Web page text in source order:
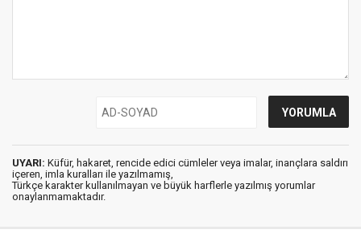
UYARI: Küfür, hakaret, rencide edici cümleler veya imalar, inançlara saldırı
içeren, imla kuralları ile yazılmamış,
Türkçe karakter kullanılmayan ve büyük harflerle yazılmış yorumlar
onaylanmamaktadır.